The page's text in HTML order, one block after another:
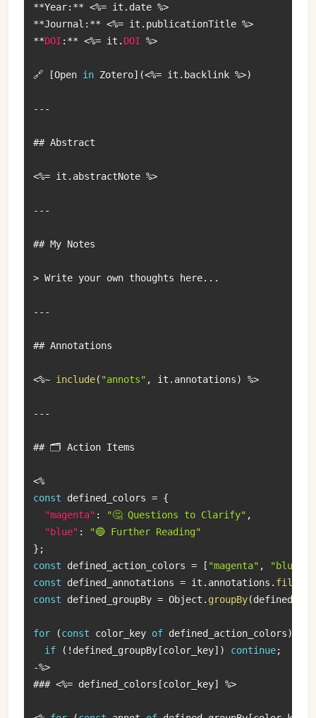
**Year: ** <%= it . date %>
**Journal : ** <%= it . publicationTitle %>
**DOI : ** <%= it . DOI %>
🔗 [Open in Zotero] (<%= it . backlink %>)
-- -
## Abstract
<%= it . abstractNote %>
-- -
## My Notes
> Write your own thoughts here...
-- -
## Annotations
<%~ include( "annots" , it . annotations) %>
-- -
## 🗂 Action Items
<%
const defined_colors = {
"magenta" : "🤔 Questions to Clarify" ,
"blue" :
"🔵 Further Reading"
} ;
const defined_action_colors = [ "magenta" , "blue"
const defined_annotations = it . annotations . filter
const defined_groupBy = Object . groupBy(
for (const color_key of defined_action_colors)
if
( ! defined_groupBy[color_key] ) continue;
-%>
### <%= defined_colors [color_key] %>